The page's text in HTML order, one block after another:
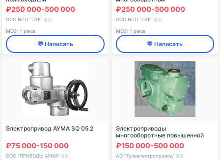
₽250 000-500 000
ООО НПП "ТЭК" 🇷🇺
МОЗ: 1 piece
💬 Написать
₽250 000-500 000
ООО НПП "ТЭК" 🇷🇺
МОЗ: 1 piece
💬 Написать
Электропривод АУМА SQ 05.2
₽75 000-150 000
ООО "ПРИВОДЫ АУМА" 🇷🇺
Электроприводы
многооборотные повышенной
безопасности для атомных
станций
₽150 000-500 000
АО "Тулаэлектропривод" 🇷🇺